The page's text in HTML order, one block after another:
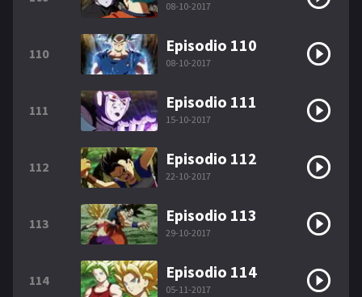
08-10-2017
110 Episodio 110
08-10-2017
111 Episodio 111
15-10-2017
112 Episodio 112
22-10-2017
113 Episodio 113
29-10-2017
114 Episodio 114
05-11-2017